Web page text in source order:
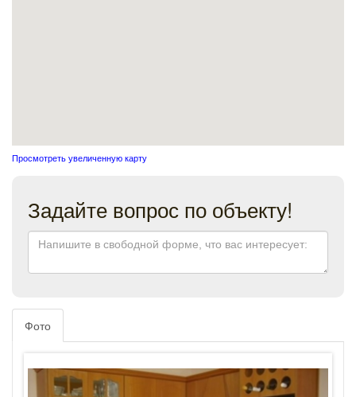
Просмотреть увеличенную карту
Задайте вопрос по объекту!
Фото